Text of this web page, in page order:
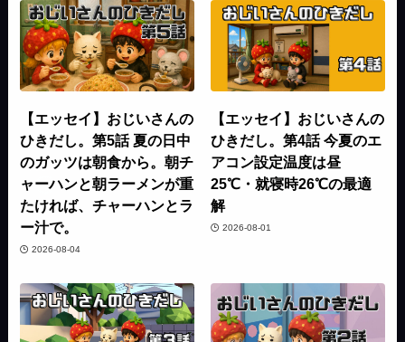
【エッセイ】おじいさんの
ひきだし。第5話 夏の日中
のガッツは朝食から。朝チ
ャーハンと朝ラーメンが重
たければ、チャーハンとラ
ー汁で。
2026-08-04
【エッセイ】おじいさんの
ひきだし。第4話 今夏のエ
アコン設定温度は昼
25℃・就寝時26℃の最適
解
2026-08-01